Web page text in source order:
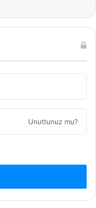
Unuttunuz mu?